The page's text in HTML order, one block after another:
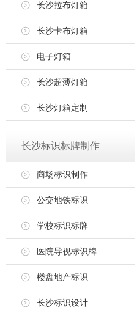
长沙拉布灯箱
长沙卡布灯箱
电子灯箱
长沙超薄灯箱
长沙灯箱定制
长沙标识标牌制作
商场标识制作
公交地铁标识
学校标识标牌
医院导视标识牌
楼盘地产标识
长沙标识设计